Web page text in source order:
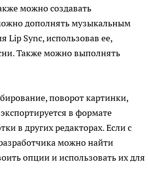
можно создавать
дополнять музыкальным
Lip Sync, использовав ее,
Также можно выполнять
поворот картинки,
в формате
в других редакторах. Если с
можно найти
опции и использовать их для